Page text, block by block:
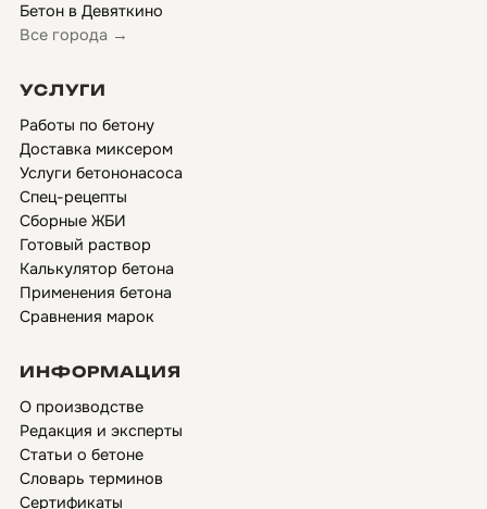
Бетон в Девяткино
Все города →
УСЛУГИ
Работы по бетону
Доставка миксером
Услуги бетононасоса
Спец-рецепты
Сборные ЖБИ
Готовый раствор
Калькулятор бетона
Применения бетона
Сравнения марок
ИНФОРМАЦИЯ
О производстве
Редакция и эксперты
Статьи о бетоне
Словарь терминов
Сертификаты